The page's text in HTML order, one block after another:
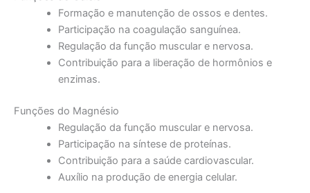
Formação e manutenção de ossos e dentes.
Participação na coagulação sanguínea.
Regulação da função muscular e nervosa.
Contribuição para a liberação de hormônios e
enzimas.
Funções do Magnésio
Regulação da função muscular e nervosa.
Participação na síntese de proteínas.
Contribuição para a saúde cardiovascular.
Auxílio na produção de energia celular.